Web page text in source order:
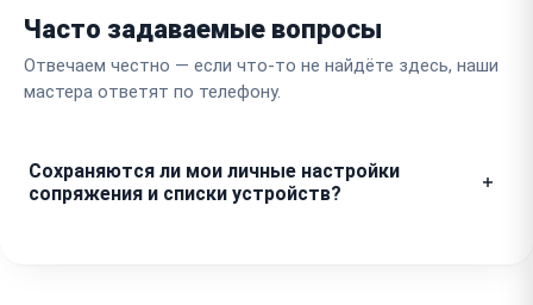
Часто задаваемые вопросы
Отвечаем честно — если что-то не найдёте здесь, наши
мастера ответят по телефону.
Сохраняются ли мои личные настройки
сопряжения и списки устройств?